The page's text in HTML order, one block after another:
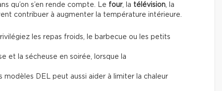
qu’on s’en rende compte. Le four, la télévision , la
contribuer à augmenter la température intérieure.
les repas froids, le barbecue ou les petits
et la sécheuse en soirée, lorsque la
modèles DEL peut aussi aider à limiter la chaleur